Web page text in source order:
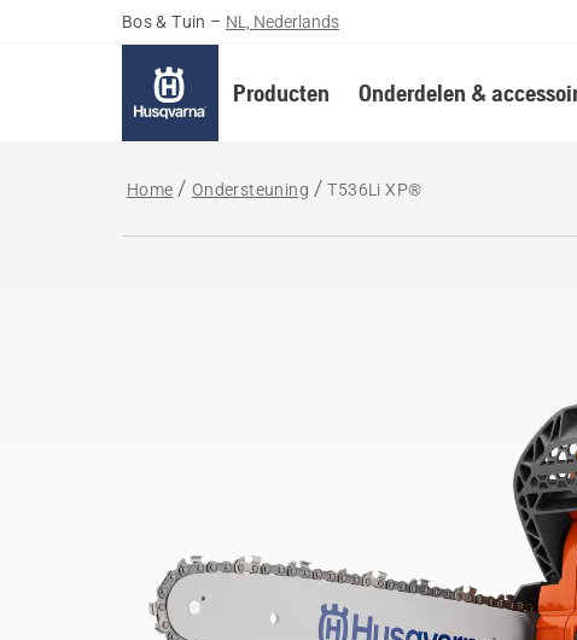
Bos & Tuin – NL, Nederlands
Producten Onderdelen &
Home Ondersteuning T536Li XP®